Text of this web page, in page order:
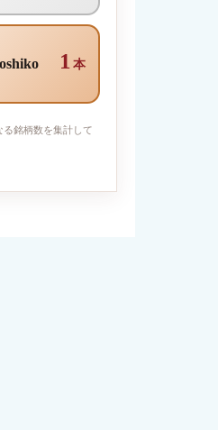
1 本
銘柄数を集計して